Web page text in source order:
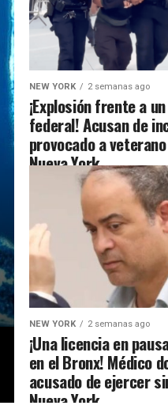
NEW YORK 2 semanas ago
¡Explosión frente a
federal! Acusan de
provocado a
Nueva York
NEW YORK 2 semanas ago
¡Una licencia en
en el Bronx! Médico
acusado de ejercer
Nueva York